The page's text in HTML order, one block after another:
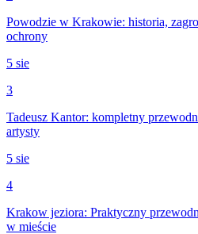
Powodzie w Krakowie: historia,
ochrony
5 sie
3
Tadeusz Kantor: kompletny
artysty
5 sie
4
Krakow jeziora: Praktyczny
w mieście